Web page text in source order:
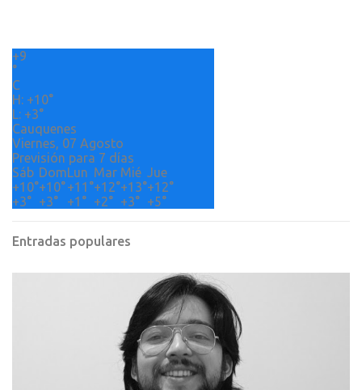
s
+9
°
C
H: +10°
L: +3°
Cauquenes
Viernes, 07 Agosto
Previsión para 7 días
Sáb DomLun Mar Mié Jue
+10°+10°+11°+12°+13°+12°
+3° +3° +1° +2° +3° +5°
Entradas populares